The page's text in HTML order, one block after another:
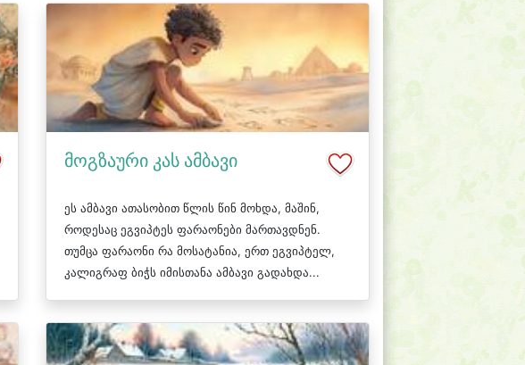
მოგზაური კას ამბავი
ეს ამბავი ათასობით წლის წინ მოხდა, მაშინ,
როდესაც ეგვიპტეს ფარაონები მართავდნენ.
თუმცა ფარაონი რა მოსატანია, ერთ ეგვიპტელ,
კალიგრაფ ბიჭს იმისთანა ამბავი გადახდა...